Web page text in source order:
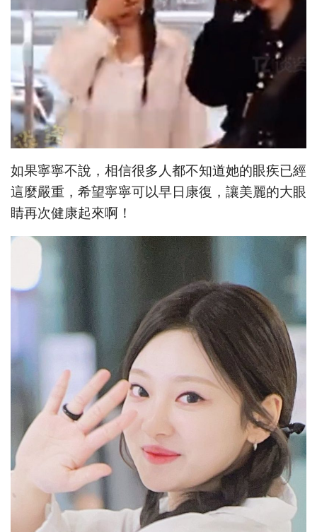
如果寧寧不說，相信很多人都不知道她的眼疾已經
這麼嚴重，希望寧寧可以早日康復，讓美麗的大眼
睛再次健康起來啊！